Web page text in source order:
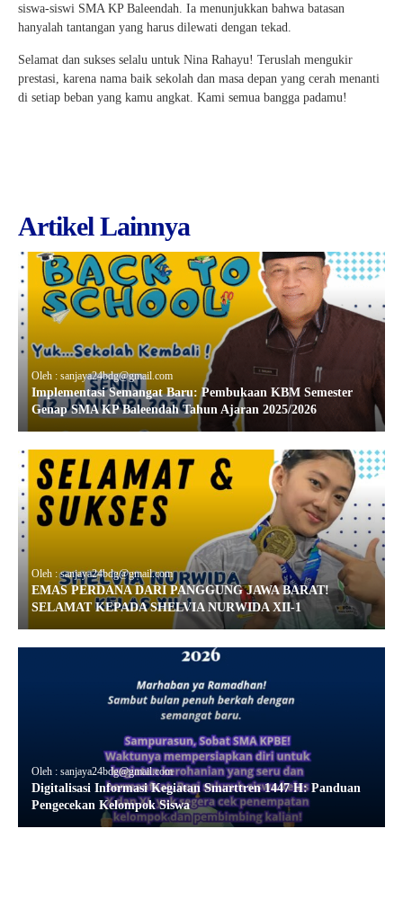
siswa-siswi SMA KP Baleendah. Ia menunjukkan bahwa batasan
hanyalah tantangan yang harus dilewati dengan tekad.
Selamat dan sukses selalu untuk Nina Rahayu! Teruslah mengukir
prestasi, karena nama baik sekolah dan masa depan yang cerah menanti
di setiap beban yang kamu angkat. Kami semua bangga padamu!
Artikel Lainnya
Oleh : sanjaya24bdg@gmail.com
Implementasi Semangat Baru: Pembukaan KBM Semester
Genap SMA KP Baleendah Tahun Ajaran 2025/2026
Oleh : sanjaya24bdg@gmail.com
EMAS PERDANA DARI PANGGUNG JAWA BARAT!
SELAMAT KEPADA SHELVIA NURWIDA XII-1
Oleh : sanjaya24bdg@gmail.com
Digitalisasi Informasi Kegiatan Smarttren 1447 H: Panduan
Pengecekan Kelompok Siswa